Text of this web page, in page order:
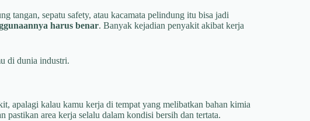
tangan, sepatu safety, atau kacamata pelindung itu bisa jadi
harus benar. Banyak kejadian penyakit akibat kerja
di dunia industri.
apalagi kalau kamu kerja di tempat yang melibatkan bahan kimia
pastikan area kerja selalu dalam kondisi bersih dan tertata.